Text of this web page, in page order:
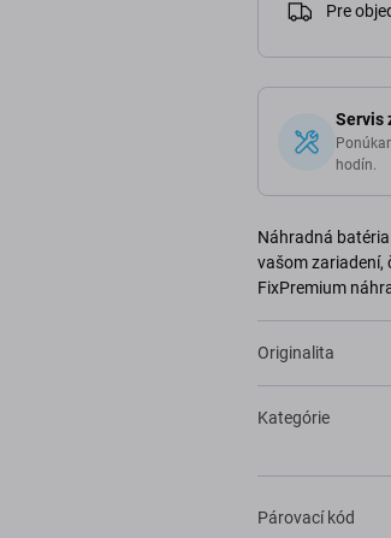
Pre
Servis
hodín.
Náhradná
vašom zariadení,
FixPremium
Originalita
Kategórie
Párovací kód